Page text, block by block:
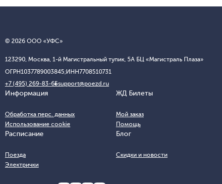
© 2026 ООО «УФС»
123290, Москва, 1-й Магистральный тупик, 5А БЦ «Магистраль Плаза»
ОГРН1037789003845;ИНН7708510731
+7 (495) 269-83-65support@poezd.ru
Информация
Обработка перс. данных
Использование cookie
ЖД Билеты
Мой заказ
Помощь
Расписание
Поезда
Электрички
Блог
Скидки и новости